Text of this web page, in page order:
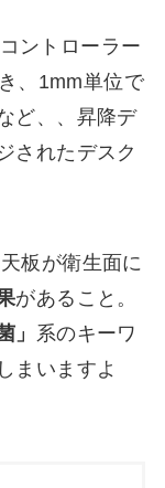
ントローラー
、1mm単位で
ど、、昇降デ
されたデスク
板が衛生面に
があること。
」 系のキーワ
まいますよ